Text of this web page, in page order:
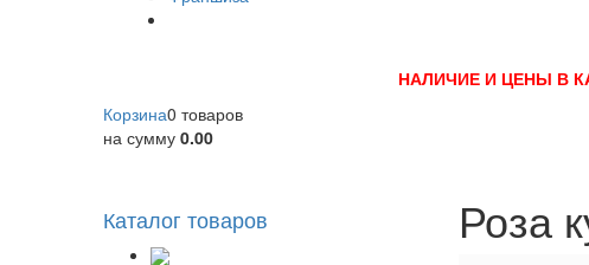
НАЛИЧИЕ И ЦЕНЫ В
Корзина0 товаров
на сумму 0.00
Каталог товаров Роза